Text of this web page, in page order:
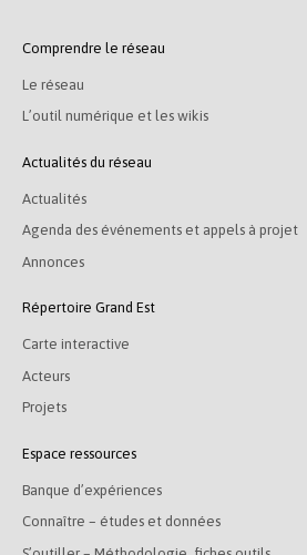
Comprendre le réseau
Le réseau
L’outil numérique et les wikis
Actualités du réseau
Actualités
Agenda des événements et appels à projet
Annonces
Répertoire Grand Est
Carte interactive
Acteurs
Projets
Espace ressources
Banque d’expériences
Connaître – études et données